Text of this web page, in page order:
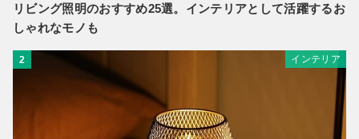
リビング照明のおすすめ25選。インテリアとして活躍するお
しゃれなモノも
2 インテリア